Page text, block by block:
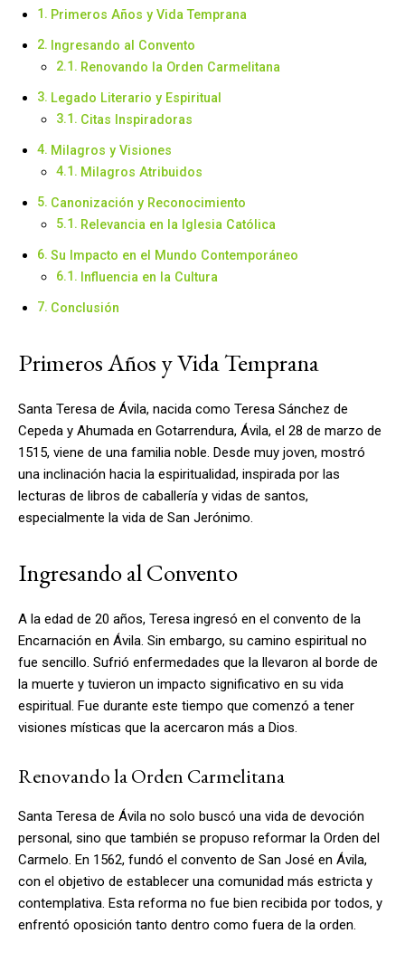
Primeros Años y Vida Temprana
Ingresando al Convento
Renovando la Orden Carmelitana
Legado Literario y Espiritual
Citas Inspiradoras
Milagros y Visiones
Milagros Atribuidos
Canonización y Reconocimiento
Relevancia en la Iglesia Católica
Su Impacto en el Mundo Contemporáneo
Influencia en la Cultura
Conclusión
Primeros Años y Vida Temprana
Santa Teresa de Ávila, nacida como Teresa Sánchez de
Cepeda y Ahumada en Gotarrendura, Ávila, el 28 de marzo de
1515, viene de una familia noble. Desde muy joven, mostró
una inclinación hacia la espiritualidad, inspirada por las
lecturas de libros de caballería y vidas de santos,
especialmente la vida de San Jerónimo.
Ingresando al Convento
A la edad de 20 años, Teresa ingresó en el convento de la
Encarnación en Ávila. Sin embargo, su camino espiritual no
fue sencillo. Sufrió enfermedades que la llevaron al borde de
la muerte y tuvieron un impacto significativo en su vida
espiritual. Fue durante este tiempo que comenzó a tener
visiones místicas que la acercaron más a Dios.
Renovando la Orden Carmelitana
Santa Teresa de Ávila no solo buscó una vida de devoción
personal, sino que también se propuso reformar la Orden del
Carmelo. En 1562, fundó el convento de San José en Ávila,
con el objetivo de establecer una comunidad más estricta y
contemplativa. Esta reforma no fue bien recibida por todos, y
enfrentó oposición tanto dentro como fuera de la orden.